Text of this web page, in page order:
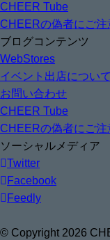
CHEER Tube
CHEERの偽者にご注
ブログコンテンツ
WebStores
イベント出店について
お問い合わせ
CHEER Tube
CHEERの偽者にご注
ソーシャルメディア
Twitter
Facebook
Feedly
© Copyright 2026